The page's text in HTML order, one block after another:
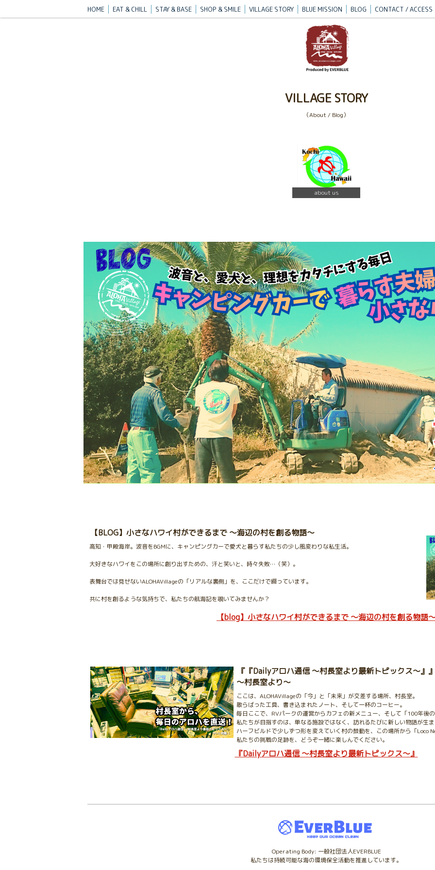
HOME EAT & CHILL STAY & BASE SHOP & SMILE VILLAGE STORY BLUE MISSION BLOG CONTACT / ACCESS
VILLAGE STORY
（About / Blog）
about us
【BLOG】小さなハワイ村ができるまで 〜海辺の村を創る物語〜
高知・甲殿海岸。波音をBGMに、キャンピングカーで愛犬と暮らす私たちの少し風変わりな私生活。
大好きなハワイをこの場所に創り出すための、汗と笑いと、時々失敗…（笑）。
表舞台では見せないALOHAVillageの「リアルな裏側」を、ここだけで綴っています。
共に村を創るような気持ちで、私たちの航海記を覗いてみませんか？
【blog】小さなハワイ村ができるまで 〜海辺の村を創る物語
『『Dailyアロハ通信 〜村長室より最新トピックス〜』
〜村長室より〜
ここは、ALOHAVillageの「今」と「未来」が交差する場所、村長室。
散らばった工具、書き込まれたノート、そして一杯のコーヒー。
毎日ここで、RVパークの運営からカフェの新メニュー、そして「100年後
私たちが目指すのは、単なる施設ではなく、訪れるたびに新しい物語が生
ハーフビルドで少しずつ形を変えていく村の鼓動を、この場所から「Loco
私たちの挑戦の足跡を、どうぞ一緒に楽しんでください。
『Dailyアロハ通信 〜村長室より最新トピックス〜』
Operating Body: 一般社団法人EVERBLUE
私たちは持続可能な海の環境保全活動を推進しています。